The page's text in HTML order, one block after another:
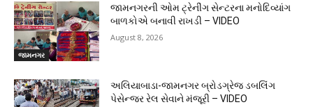
જામનગર
જામનગરની ઓમ ટ્રેનીંગ સેન્ટરના મનોદિવ્યાંગ
બાળકોએ બનાવી રાખડી – VIDEO
August 8, 2026
અલિયાબાડા-જામનગર બ્રોડગ્રેજ ડબલિંગ
પેસેન્જર રેલ સેવાને મંજૂરી – VIDEO